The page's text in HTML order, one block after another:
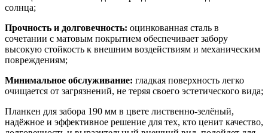
солнца;
Прочность и долговечность: оцинкованная сталь в
сочетании с матовым покрытием обеспечивает забору
высокую стойкость к внешним воздействиям и механическим
повреждениям;
Минимальное обслуживание: гладкая поверхность легко
очищается от загрязнений, не теряя своего эстетического вида;
Планкен для забора 190 мм в цвете лиственно-зелёный,
надёжное и эффективное решение для тех, кто ценит качество,